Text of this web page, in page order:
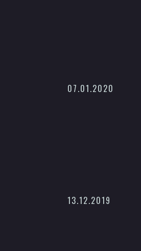
07.01.2020
13.12.2019